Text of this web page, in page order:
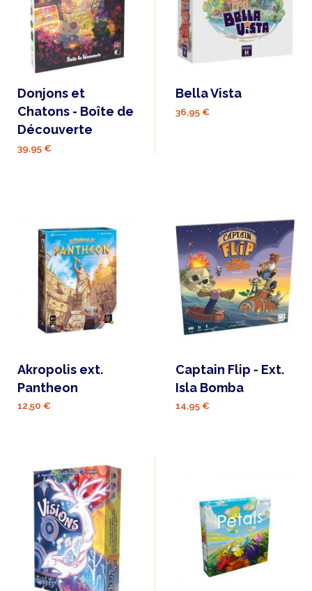
Donjons et
Chatons - Boîte de
Découverte
39,95 €
Bella Vista
36,95 €
Akropolis ext.
Pantheon
12,50 €
Captain Flip - Ext.
Isla Bomba
14,95 €